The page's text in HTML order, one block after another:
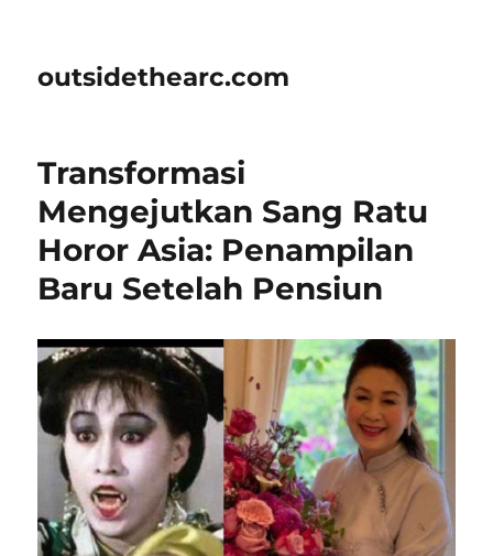
outsidethearc.com
Transformasi
Mengejutkan Sang Ratu
Horor Asia: Penampilan
Baru Setelah Pensiun